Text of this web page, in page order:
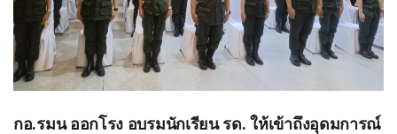
กอ.รมน ออกโรง อบรมนักเรียน รด. ให้เข้าถึงอุดมการณ์